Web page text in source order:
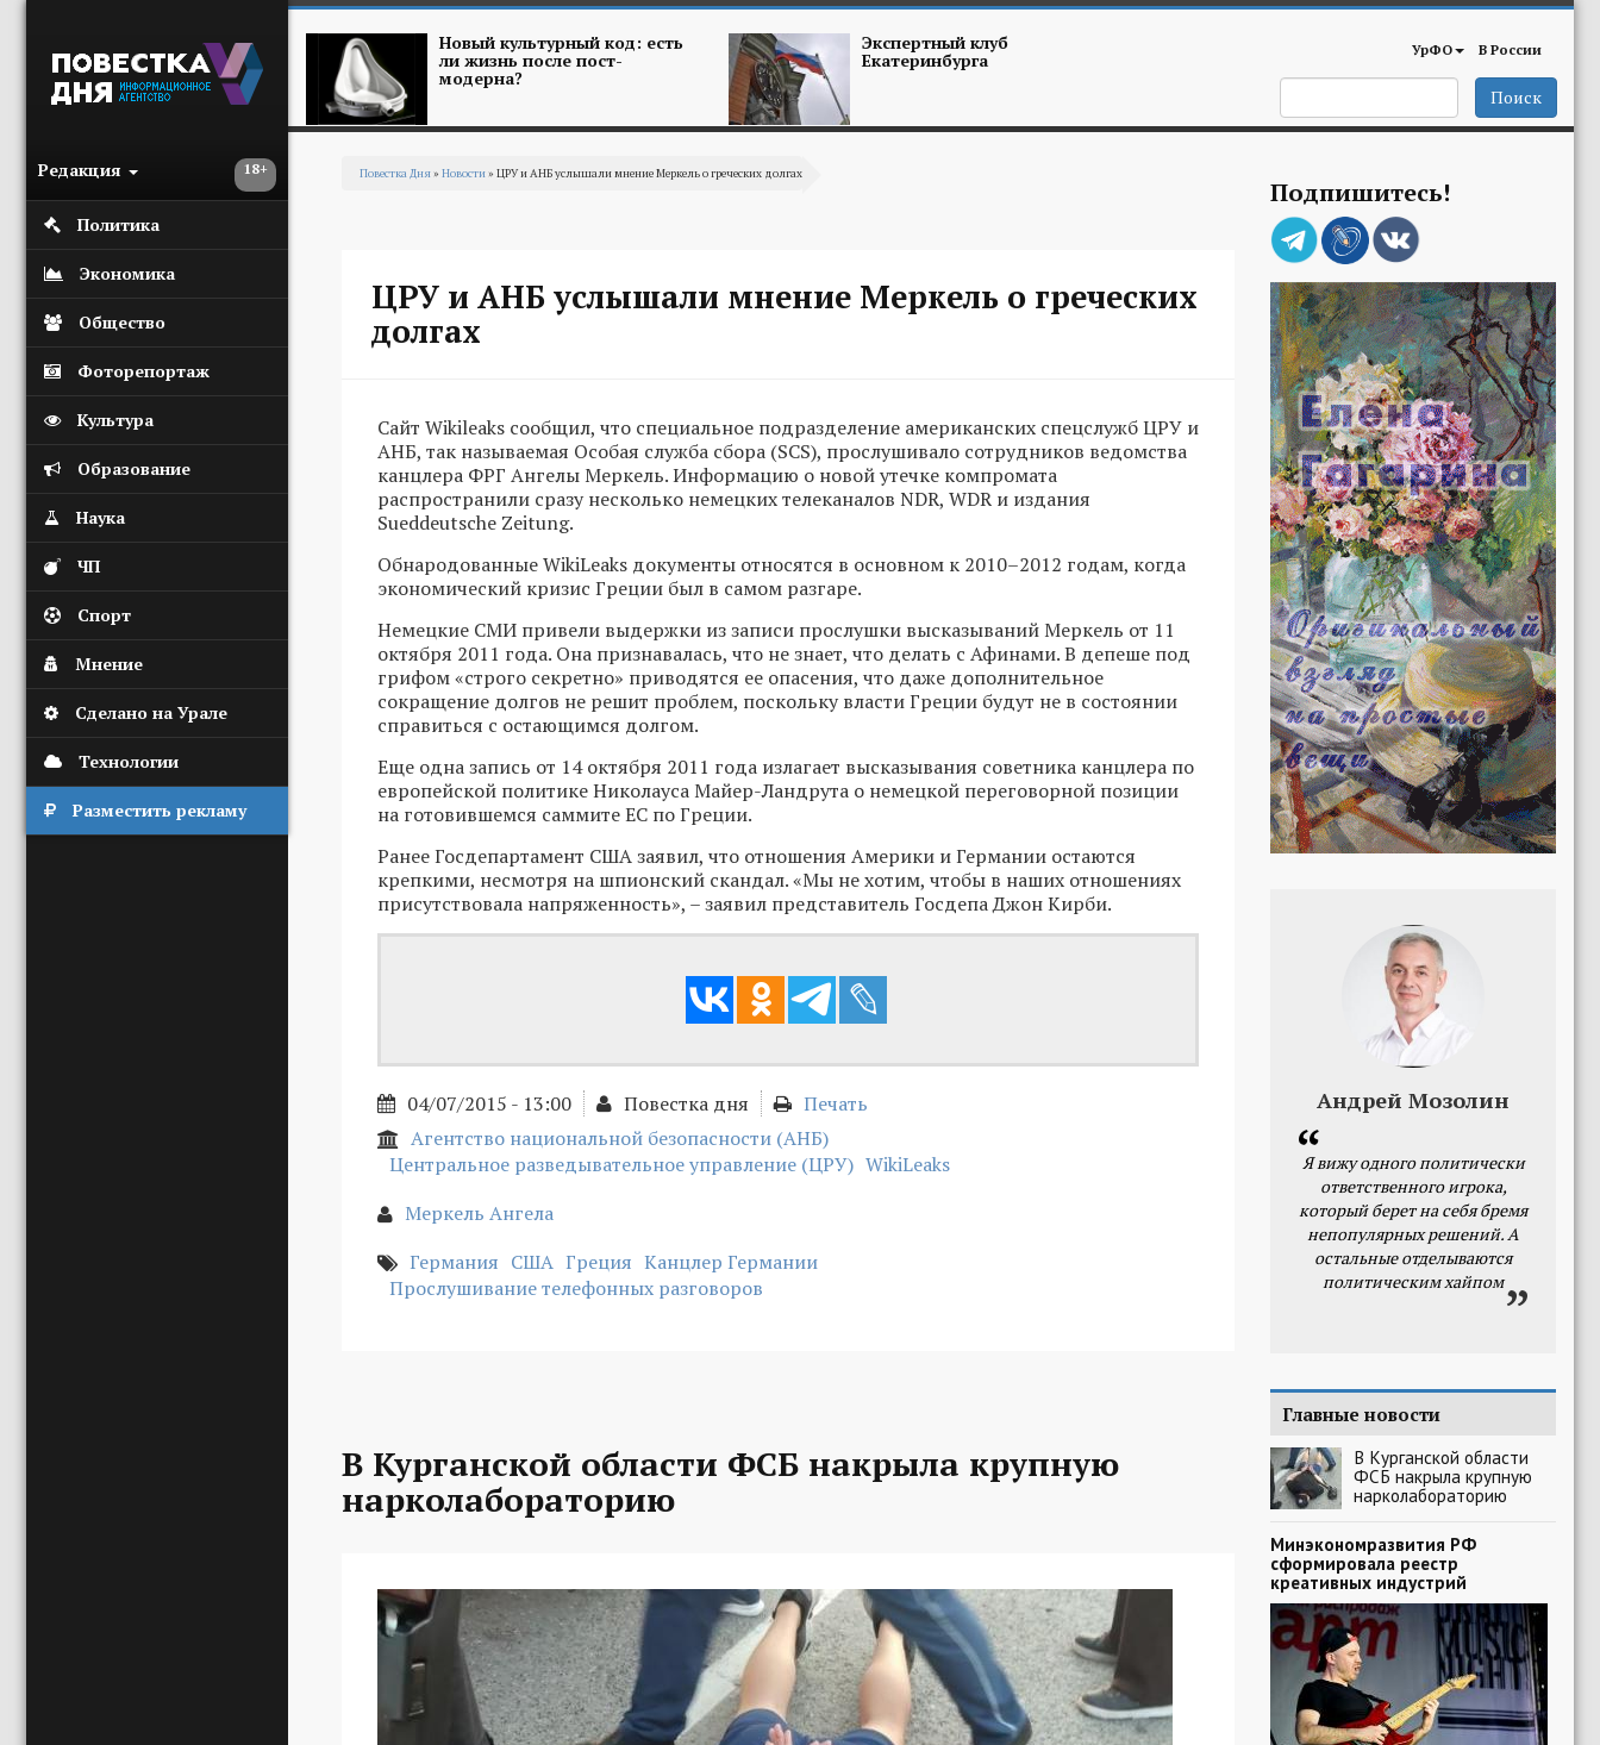
18+
Редакция
Политика
Экономика
Общество
Фоторепортаж
Культура
Образование
Наука
ЧП
Спорт
Мнение
Сделано на Урале
Технологии
Разместить рекламу
Новый культурный код: есть
ли жизнь после пост-
модерна?
Экспертный клуб
Екатеринбурга УрФО В России
Поиск
Повестка Дня» Новости» ЦРУ и АНБ услышали мнение Меркель о греческих долгах
ЦРУ и АНБ услышали мнение Меркель о греческих
долгах
Сайт Wikileaks сообщил, что специальное подразделение американских спецслужб ЦРУ и
АНБ, так называемая Особая служба сбора (SCS), прослушивало сотрудников ведомства
канцлера ФРГ Ангелы Меркель. Информацию о новой утечке компромата
распространили сразу несколько немецких телеканалов NDR, WDR и издания
Sueddeutsche Zeitung.
Обнародованные WikiLeaks документы относятся в основном к 2010–2012 годам, когда
экономический кризис Греции был в самом разгаре.
Немецкие СМИ привели выдержки из записи прослушки высказываний Меркель от 11
октября 2011 года. Она признавалась, что не знает, что делать с Афинами. В депеше под
грифом «строго секретно» приводятся ее опасения, что даже дополнительное
сокращение долгов не решит проблем, поскольку власти Греции будут не в состоянии
справиться с остающимся долгом.
Еще одна запись от 14 октября 2011 года излагает высказывания советника канцлера по
европейской политике Николауса Майер-Ландрута о немецкой переговорной позиции
на готовившемся саммите ЕС по Греции.
Ранее Госдепартамент США заявил, что отношения Америки и Германии остаются
крепкими, несмотря на шпионский скандал. «Мы не хотим, чтобы в наших отношениях
присутствовала напряженность», – заявил представитель Госдепа Джон Кирби.
04/07/2015 - 13:00 Повестка дня
Печать
Агентство национальной безопасности (АНБ)
Центральное разведывательное управление (ЦРУ) WikiLeaks
Меркель Ангела
Германия США Греция Канцлер Германии
Прослушивание телефонных разговоров
В Курганской области ФСБ накрыла крупную
нарколабораторию
Подпишитесь!
Андрей Мозолин
Я вижу одного политически
ответственного игрока,
который берет на себя бремя
непопулярных решений. А
остальные отделываются
политическим хайпом
Главные новости
В Курганской области
ФСБ накрыла крупную
нарколабораторию
Минэкономразвития РФ
сформировала реестр
креативных индустрий